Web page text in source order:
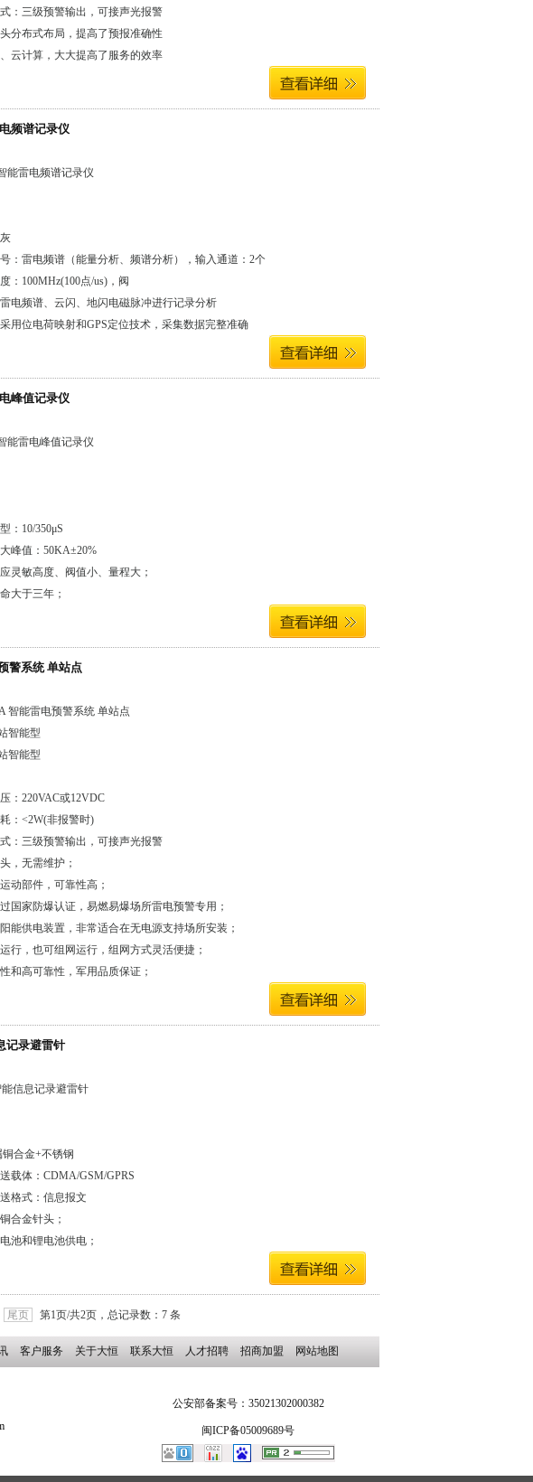
：三级预警输出，可接声光报警
分布式布局，提高了预报准确性
云计算，大大提高了服务的效率
频谱记录仪
能雷电频谱记录仪
号：雷电频谱（能量分析、频谱分析），输入通道：2个
：100MHz(100点/us)，阀
电频谱、云闪、地闪电磁脉冲进行记录分析
用位电荷映射和GPS定位技术，采集数据完整准确
峰值记录仪
能雷电峰值记录仪
：10/350μS
峰值：50KA±20%
灵敏高度、阀值小、量程大；
大于三年；
警系统 单站点
智能雷电预警系统 单站点
智能型
智能型
：220VAC或12VDC
：<2W(非报警时)
：三级预警输出，可接声光报警
，无需维护；
动部件，可靠性高；
国家防爆认证，易燃易爆场所雷电预警专用；
能供电装置，非常适合在无电源支持场所安装；
行，也可组网运行，组网方式灵活便捷；
和高可靠性，军用品质保证；
记录避雷针
能信息记录避雷针
合金+不锈钢
载体：CDMA/GSM/GPRS
格式：信息报文
合金针头；
池和锂电池供电；
尾页 第1页/共2页，总记录数： 7条
客户服务 关于大恒 联系大恒 人才招聘 招商加盟 网站地图
公安部备案号：35021302000382
闽ICP备05009689号